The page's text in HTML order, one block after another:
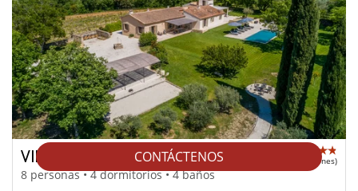
CONTÁCTENOS
VILLA SORELI (3 opiniones)
8 personas • 4 dormitorios • 4 baños